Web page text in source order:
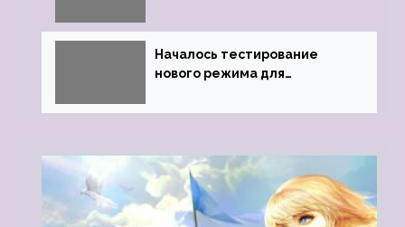
Началось тестирование
нового режима для
online